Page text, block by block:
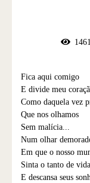
1461
Fica aqui comigo
E divide meu
Como daquela vez
Que nos olhamos
Sem malícia...
Num olhar
Em que o nosso
Sinta o tanto de
E descansa seus